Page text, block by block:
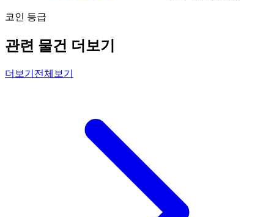
코인 등급
관련 물건 더보기
더보기 전체보기